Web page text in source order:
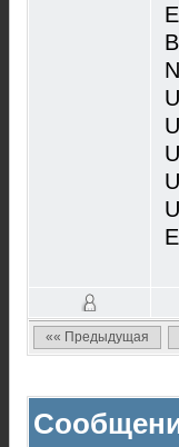
«« Предыдущая